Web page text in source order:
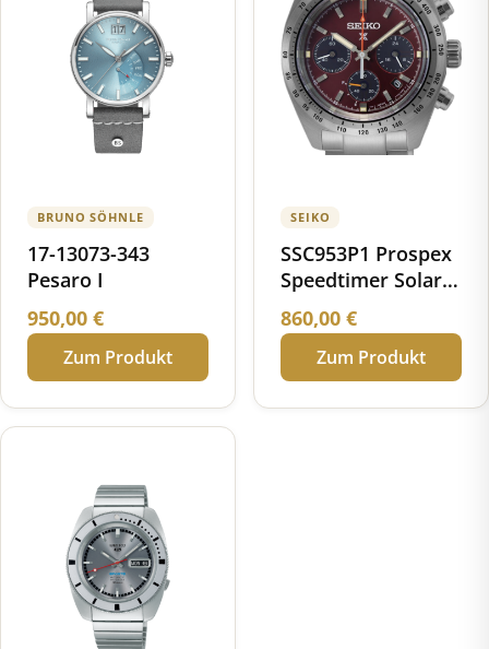
BRUNO SÖHNLE
17-13073-343
Pesaro I
950,00 €
Zum Produkt
SEIKO
SSC953P1 Prospex
Speedtimer Solar
Chronograph
Limited Edition
860,00 €
Zum Produkt